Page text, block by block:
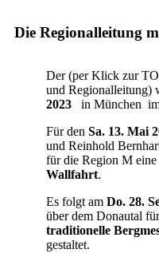
Die Regionalleitung
Der (per Klick zur
und Regionalleitung)
2023 in München
Für den Sa. 13. Mai
und Reinhold
für die Region M eine
Wallfahrt.
Es folgt am Do. 28.
über dem Donautal
traditionelle
gestaltet.